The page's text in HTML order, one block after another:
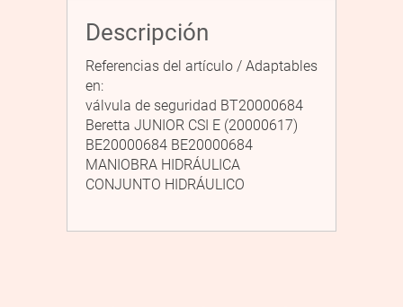
Descripción
Referencias del artículo / Adaptables
en:
válvula de seguridad BT20000684
Beretta JUNIOR CSI E (20000617)
BE20000684 BE20000684
MANIOBRA HIDRÁULICA
CONJUNTO HIDRÁULICO